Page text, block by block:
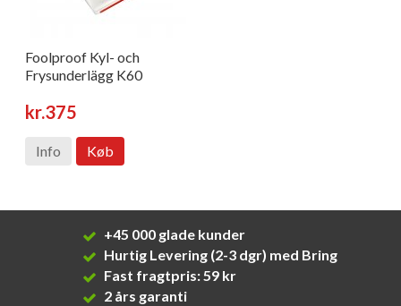
Foolproof Kyl- och
Frysunderlägg K60
kr.375
Info Køb
+45 000 glade kunder
Hurtig Levering (2-3 dgr) med Bring
Fast fragtpris: 59 kr
2 års garanti